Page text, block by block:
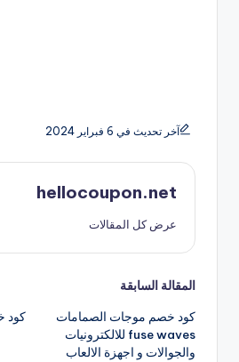
آخر تحديث في 6 فبراير 2024
hellocoupon.net
عرض كل المقالات
تصفّح
المقالات
المقالة السابقة
كود خصم موجات الصمامات
fuse waves للالكترونيات
والجوالات و اجهزة الالعاب